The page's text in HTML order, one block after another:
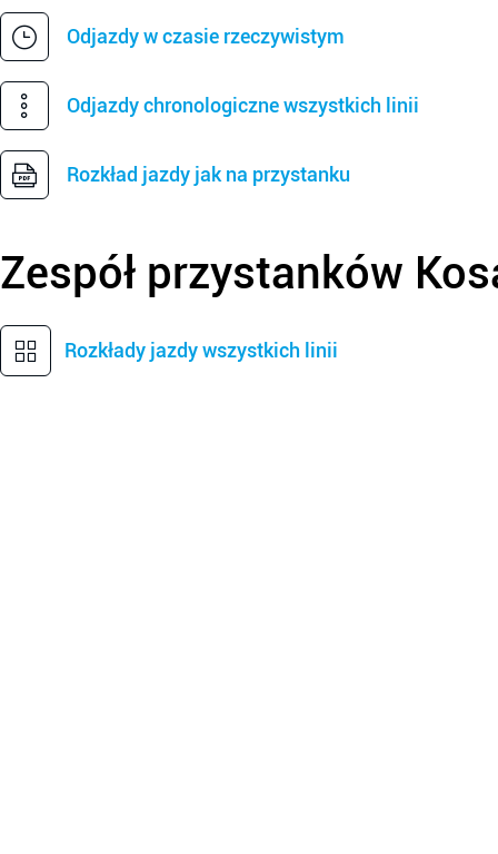
Odjazdy w czasie rzeczywistym
Odjazdy chronologiczne wszystkich linii
Rozkład jazdy jak na przystanku
Zespół przystanków
Rozkłady jazdy wszystkich linii